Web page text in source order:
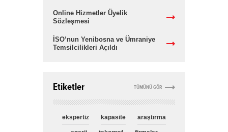
Online Hizmetler Üyelik
Sözleşmesi
İSO’nun Yenibosna ve Ümraniye
Temsilcilikleri Açıldı
TÜMÜNÜ GÖR
Etiketler
ekspertiz kapasite araştırma